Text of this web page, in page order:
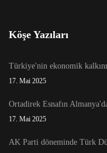
Köşe Yazıları
Türkiye'nin ekonomik
17. Mai 2025
Ortadirek Esnafın
17. Mai 2025
AK Parti döneminde Türk